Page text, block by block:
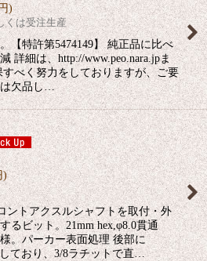
)
くは受注生産
【特許第5474149】 純正品に比べ
詳細は、http://www.peo.nara.jpま
べく努力をしておりますが、ご要
欠品し…
)
ントアクスルシャフトを取付・外
るビット。21mm hex,φ8.0貫通
。パーカー表面処理 後部に
ており、3/8ラチットで直…